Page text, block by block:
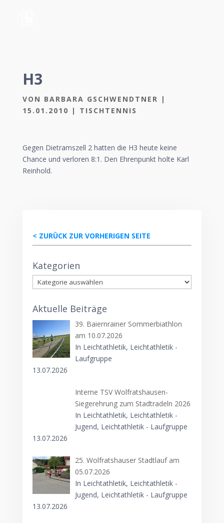
H3
VON BARBARA GSCHWENDTNER |
15.01.2010 | TISCHTENNIS
Gegen Dietramszell 2 hatten die H3 heute keine
Chance und verloren 8:1. Den Ehrenpunkt holte Karl
Reinhold.
< ZURÜCK ZUR VORHERIGEN SEITE
Kategorien
Kategorien
Aktuelle Beiträge
39. Baiernrainer Sommerbiathlon
am 10.07.2026
In Leichtathletik, Leichtathletik -
Laufgruppe
13.07.2026
Interne TSV Wolfratshausen-
Siegerehrung zum Stadtradeln 2026
In Leichtathletik, Leichtathletik -
Jugend, Leichtathletik - Laufgruppe
13.07.2026
25. Wolfratshauser Stadtlauf am
05.07.2026
In Leichtathletik, Leichtathletik -
Jugend, Leichtathletik - Laufgruppe
13.07.2026